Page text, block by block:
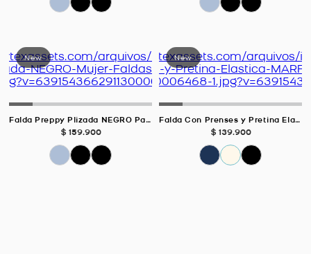
Falda Preppy Plizada NEGRO Para Mujer
$ 159.900
Falda Con Prenses y Pretina Elastica MARFIL Para Mujer
$ 139.900